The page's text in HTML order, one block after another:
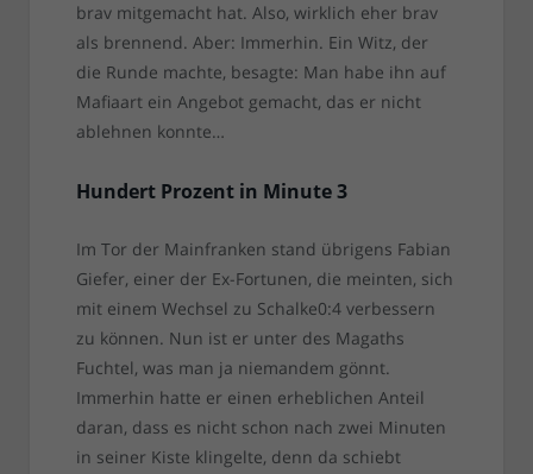
brav mitgemacht hat. Also, wirklich eher brav
als brennend. Aber: Immerhin. Ein Witz, der
die Runde machte, besagte: Man habe ihn auf
Mafiaart ein Angebot gemacht, das er nicht
ablehnen konnte…
Hundert Prozent in Minute 3
Im Tor der Mainfranken stand übrigens Fabian
Giefer, einer der Ex-Fortunen, die meinten, sich
mit einem Wechsel zu Schalke0:4 verbessern
zu können. Nun ist er unter des Magaths
Fuchtel, was man ja niemandem gönnt.
Immerhin hatte er einen erheblichen Anteil
daran, dass es nicht schon nach zwei Minuten
in seiner Kiste klingelte, denn da schiebt